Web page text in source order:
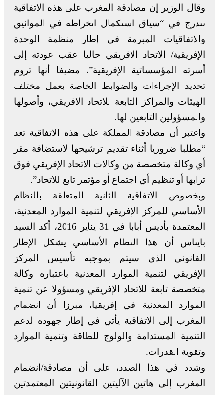
وقال الوزير إن مصادقة المغرب على هذه الاتفاقية
تندرج في “سياق استكمال انخراطه في المواثيق
والاتفاقيات المبرمة في إطار منظمة الوحدة
الإفريقية/ الاتحاد الافريقي حاليا عقب عودته إلى
أسرته المؤسساتية الإفريقية”، مضيفا أنها تروم
تحديد الإجراءات والضوابط الخاصة بعمل مختلف
الهيئات والمراكز التابعة للاتحاد الافريقي، وأصولها
والمسؤولين التابعين لها.
واعتبر أن مصادقة المملكة على هذه الاتفاقية تعد
“مطلبا ضروريا أثناء تقديم ترشيحها لاستضافة مقر
أي وكالة متخصصة من وكالات الاتحاد الإفريقي فوق
ترابها أو تنظيم أي اجتماع أو مؤتمر تابع للاتحاد”.
وبخصوص الاتفاقية الثانية المتعلقة بالنظام
الأساسي للمركز الإفريقي لتنمية الموارد المعدنية،
المعتمدة بأديس أبابا في 31 يناير 2016، أكد السيد
بايتاس أن هذا النظام الأساسي يشكل الإطار
القانوني الذي سيتم بموجبه تأسيس المركز
الإفريقي لتنمية الموارد المعدنية باعتباره وكالة
متخصصة تابعة للاتحاد الإفريقي ومسؤولا عن تنمية
الموارد المعدنية في إفريقيا، مبرزا أن انضمام
المغرب إلى الاتفاقية يأتي في إطار جهوده لدعم
التنمية المستدامة والولوج للطاقة وتنمية الموارد
وتقوية القدرات.
وشدد في هذا الصدد، على أن مصادقة/انضمام
المغرب إلى هاتين الآليتين القانونيتين المعتمدتين